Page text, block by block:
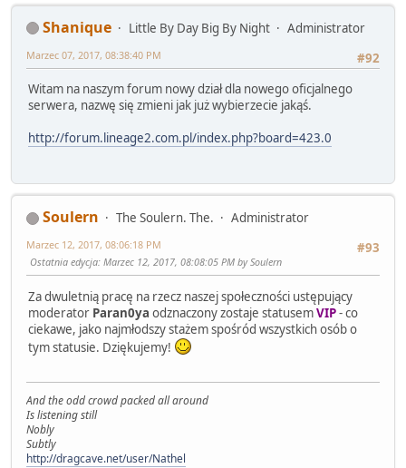
Shanique Little By Day Big By Night
Administrator
#92
Marzec 07, 2017, 08:38:40 PM
Witam na naszym forum nowy dział dla nowego oficjalnego
serwera, nazwę się zmieni jak już wybierzecie jakąś.
http://forum.lineage2.com.pl/index.php?board=423.0
Soulern The Soulern. The.
Administrator
#93
Marzec 12, 2017, 08:06:18 PM
Ostatnia edycja: Marzec 12, 2017, 08:08:05 PM by Soulern
Za dwuletnią pracę na rzecz naszej społeczności ustępujący
moderator Paran0ya odznaczony zostaje statusemVIP- co
ciekawe, jako najmłodszy stażem spośród wszystkich osób o
tym statusie. Dziękujemy!
And the odd crowd packed all around
Is listening still
Nobly
Subtly
http://dragcave.net/user/Nathel